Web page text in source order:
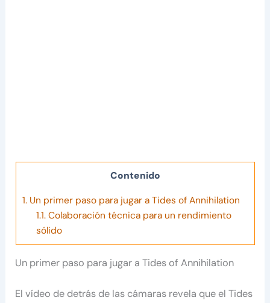
Contenido
1.Un primer paso para jugar a Tides of Annihilation
1.1.Colaboración técnica para un rendimiento
sólido
Un primer paso para jugar a Tides of Annihilation
El vídeo de detrás de las cámaras revela que el Tides